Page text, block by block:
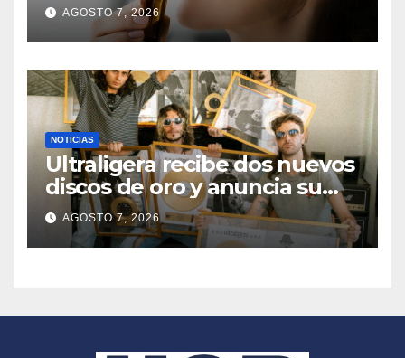
memorabilidad
AGOSTO 7, 2026
NOTICIAS
Ultraligera recibe dos nuevos
discos de oro y anuncia su
primera gira LATAM 2026
AGOSTO 7, 2026